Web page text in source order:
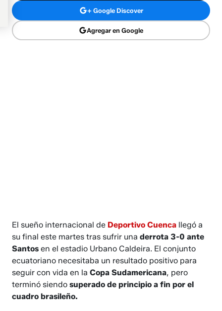
+ Google Discover
Agregar en Google
El sueño internacional de Deportivo Cuenca llegó a
su final este martes tras sufrir unaderrota 3-0 ante
Santos en el estadio Urbano Caldeira. El conjunto
ecuatoriano necesitaba un resultado positivo para
seguir con vida en laCopa Sudamericana, pero
terminó siendosuperado de principio a fin por el
cuadro brasileño.